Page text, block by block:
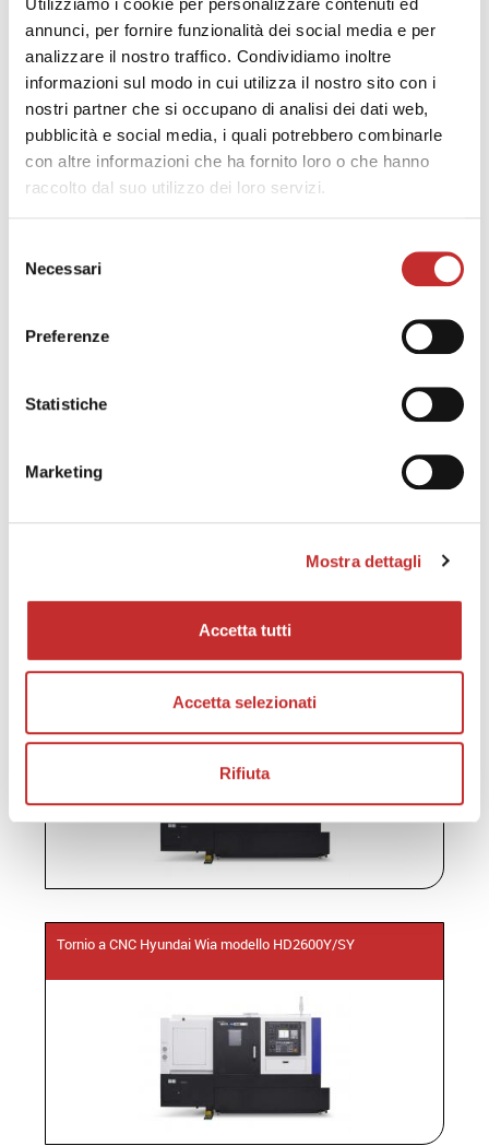
annunci, per fornire funzionalità dei social media e per
analizzare il nostro traffico. Condividiamo inoltre
informazioni sul modo in cui utilizza il nostro sito con i
nostri partner che si occupano di analisi dei dati web,
pubblicità e social media, i quali potrebbero combinarle
con altre informazioni che ha fornito loro o che hanno
raccolto dal suo utilizzo dei loro servizi.
delNecessari
Preferenze
Statistiche
Marketing
Mostra dettagli
Accetta tutti
Accetta selezionati
Rifiuta
Sistema a Cambio Pallet CUBE BOX RT Portata 12Kg
Tornio a CNC Hyundai Wia modello HD2600Y/SY